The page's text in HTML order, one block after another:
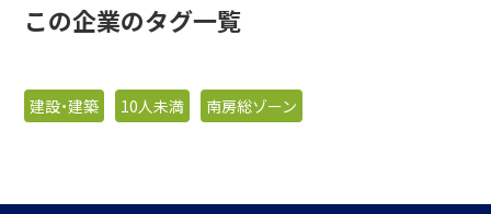
この企業のタグ一覧
建設・建築 10人未満 南房総ゾーン